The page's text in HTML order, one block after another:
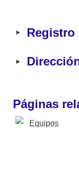
‣ Registro
‣
Páginas
Equipos